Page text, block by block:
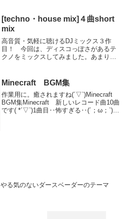
[techno・house mix]４曲short
mix
高音質・気軽に聴けるDJミックス３作
目！ 今回は、ディスコっぽさがあるテ
クノをミックスしてみました。あまりテ
音が気に入り少しづつ集めるようになり
ました。この動画の...
Minecraft BGM集
作業用に。癒されますね(´▽`)Minecraft
BGM集Minecraft 新しいレコード曲10曲
です( *´▽`)1曲目‥怖すぎる‥(´；ω；`)個
やる気のないダースベーダーのテーマ